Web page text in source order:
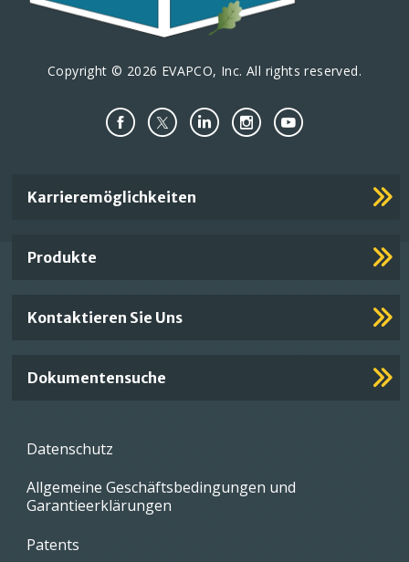
Copyright © 2026 EVAPCO, Inc. All rights reserved.
Important
Karrieremöglichkeiten
Produkte
Kontaktieren Sie Uns
Dokumentensuche
Footer
Datenschutz
Allgemeine Geschäftsbedingungen und
Garantieerklärungen
Patents